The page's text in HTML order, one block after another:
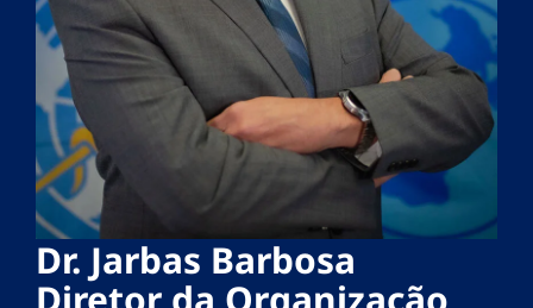
Dr. Jarbas Barbosa